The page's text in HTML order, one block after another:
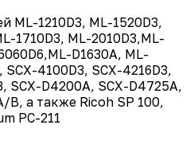
ML-1210D3, ML-1520D3,
1710D3, ML-2010D3,ML-
D1630A, ML-
4100D3, SCX-4216D3,
SCX-D4200A, SCX-D4725A,
B, а также Ricoh SP 100,
PC-211